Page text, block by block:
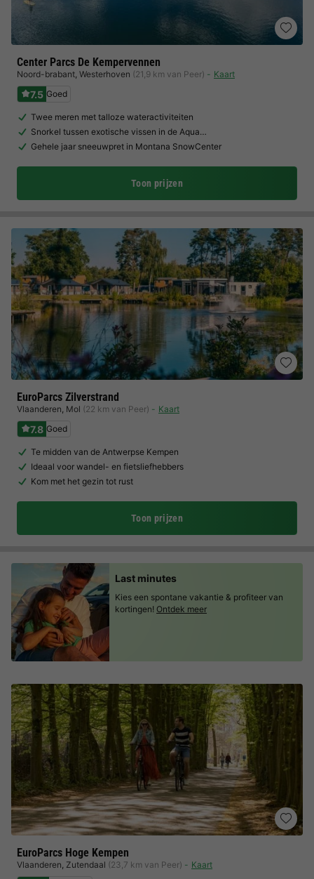
Center Parcs De Kempervennen
Noord-brabant, Westerhoven (21,9 km van Peer) Kaart
7.5 Goed
Twee meren met talloze wateractiviteiten
Snorkel tussen exotische vissen in de Aqua…
Gehele jaar sneeuwpret in Montana SnowCenter
Toon prijzen
EuroParcs Zilverstrand
Vlaanderen, Mol (22 km van Peer) Kaart
7.8 Goed
Te midden van de Antwerpse Kempen
Ideaal voor wandel- en fietsliefhebbers
Kom met het gezin tot rust
Toon prijzen
EuroParcs Hoge Kempen
Vlaanderen, Zutendaal (23,7 km van Peer) Kaart
Last minutes
Kies een spontane vakantie & profiteer van
kortingen! Ontdek meer